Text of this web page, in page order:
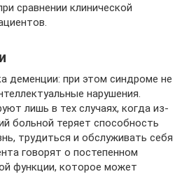
сравнении клинической
деменции: при этом синдроме не
нарушения.
лишь в тех случаях, когда из-
больной теряет способность
трудиться и обслуживать себя
говорят о постепенном
функции, которое может